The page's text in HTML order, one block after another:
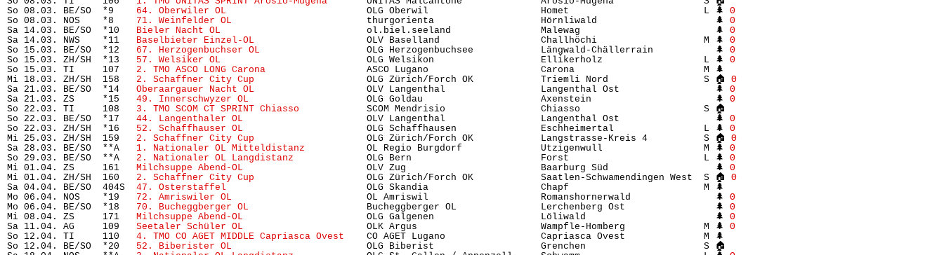
So 08.03. BE/SO  *9 64. Oberwiler OL
                         OLG Oberwil                    Homet                        L 🌲
Θ
So 08.03. NOS    *8 71. Weinfelder OL
                        thurgorienta                   Hörnliwald                     🌲
Θ
Sa 14.03. BE/SO  *10
Bieler Nacht OL
                          ol.biel.seeland                Malewag                        🌲
Θ
Sa 14.03. NWS    *11
Baselbieter Einzel-OL
                    OLV Baselland                  Challhöchi                   M 🌲
Θ
So 15.03. BE/SO  *12 67. Herzogenbuchser OL
                   OLG Herzogenbuchsee            Längwald-Chällerrain           🌲
Θ
So 15.03. ZH/SH  *13 57. Welsiker OL
                          OLG Welsikon                   Ellikerholz                  L 🌲
Θ
So 15.03. TI     107 2. TMO ASCO LONG Carona
                  ASCO Lugano                    Carona                       M 🌲
Mi 18.03. ZH/SH  158 2. Schaffner City Cup
                    OLG Zürich/Forch OK            Triemli Nord                 S 🏠
Θ
Sa 21.03. BE/SO  *14 Oberaargauer Nacht OL
                    OLV Langenthal                 Langenthal Ost                 🌲
Θ
Sa 21.03. ZS     *15 49. Innerschwyzer OL
                     OLG Goldau                     Axenstein                      🌲
Θ
So 22.03. TI     108 3. TMO SCOM CT SPRINT Chiasso
            SCOM Mendrisio                 Chiasso                      S 🏠
So 22.03. BE/SO  *17 44. Langenthaler OL
                      OLV Langenthal                 Langenthal Ost                 🌲
Θ
So 22.03. ZH/SH  *16 52. Schaffhauser OL
                      OLG Schaffhausen               Eschheimertal                L 🌲
Θ
Mi 25.03. ZH/SH  159 2. Schaffner City Cup
                    OLG Zürich/Forch OK            Langstrasse-Kreis 4          S 🏠
Θ
Sa 28.03. BE/SO  **A 1. Nationaler OL Mitteldistanz
           OL Regio Burgdorf              Utzigenwull                  M 🌲
Θ
So 29.03. BE/SO  **A 2. Nationaler OL Langdistanz
             OLG Bern                       Forst                        L 🌲
Θ
Mi 01.04. ZS     161 Milchsuppe Abend-OL
                      OLV Zug                        Baarburg Süd                   🌲
Θ
Mi 01.04. ZH/SH  160 2. Schaffner City Cup
                    OLG Zürich/Forch OK            Saatlen-Schwamendingen West  S 🏠
Θ
Sa 04.04. BE/SO  404S 47. Osterstaffel
                         OLG Skandia                    Chapf                        M 🌲
Mo 06.04. NOS    *19 72. Amriswiler OL
                        OL Amriswil                    Romanshornerwald               🌲
Θ
Mo 06.04. BE/SO  *18 70. Bucheggberger OL
                     Bucheggberger OL               Lerchenberg Ost                🌲
Θ
Mi 08.04. ZS     171 Milchsuppe Abend-OL
                      OLG Galgenen                   Löliwald                       🌲
Θ
Sa 11.04. AG     109 Seetaler Schüler OL
                      OLK Argus                      Wampfle-Homberg              M 🌲
Θ
So 12.04. TI     110 4. TMO CO AGET MIDDLE Capriasca Ovest
    CO AGET Lugano                 Capriasca Ovest              M 🌲
So 12.04. BE/SO  *20 52. Biberister OL
                        OLG Biberist                   Grenchen                     S 🏠